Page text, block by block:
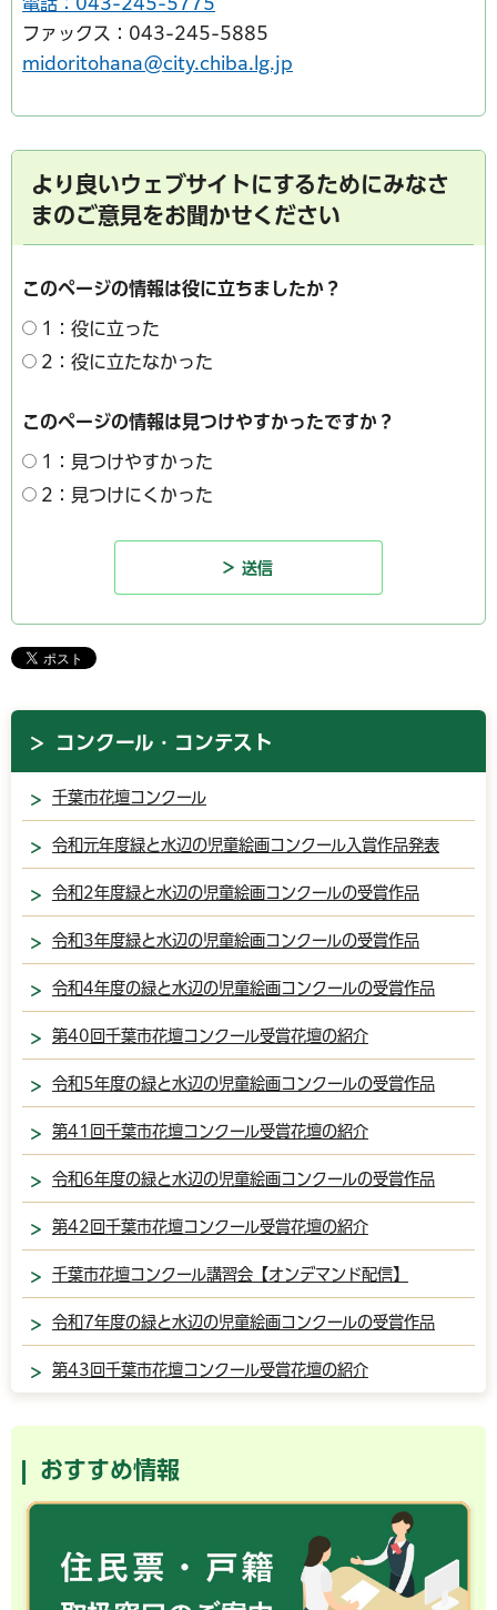
電話：043-245-5775
ファックス：043-245-5885
midoritohana@city.chiba.lg.jp
より良いウェブサイトにするためにみなさ
まのご意見をお聞かせください
このページの情報は役に立ちましたか？
1：役に立った
2：役に立たなかった
このページの情報は見つけやすかったですか？
1：見つけやすかった
2：見つけにくかった
コンクール・コンテスト
千葉市花壇コンクール
令和元年度緑と水辺の児童絵画コンクール入賞作品発表
令和2年度緑と水辺の児童絵画コンクールの受賞作品
令和3年度緑と水辺の児童絵画コンクールの受賞作品
令和4年度の緑と水辺の児童絵画コンクールの受賞作品
第40回千葉市花壇コンクール受賞花壇の紹介
令和5年度の緑と水辺の児童絵画コンクールの受賞作品
第41回千葉市花壇コンクール受賞花壇の紹介
令和6年度の緑と水辺の児童絵画コンクールの受賞作品
第42回千葉市花壇コンクール受賞花壇の紹介
千葉市花壇コンクール講習会【オンデマンド配信】
令和7年度の緑と水辺の児童絵画コンクールの受賞作品
第43回千葉市花壇コンクール受賞花壇の紹介
おすすめ情報